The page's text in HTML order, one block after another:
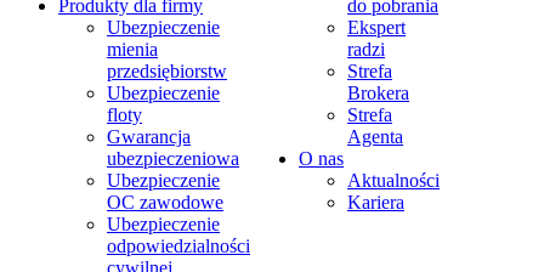
Produkty dla firmy
Ubezpieczenie
mienia
przedsiębiorstw
Ubezpieczenie
floty
Gwarancja
ubezpieczeniowa
Ubezpieczenie
OC zawodowe
Ubezpieczenie
odpowiedzialności
cywilnej
do pobrania
Ekspert
radzi
Strefa
Brokera
Strefa
Agenta
O nas
Aktualności
Kariera